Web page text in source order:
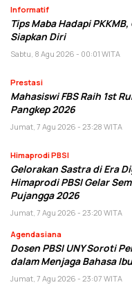
Informatif
Tips Maba Hadapi
Siapkan Diri
Sabtu, 8 Agu 2026 - 00:01 WITA
Prestasi
Mahasiswi FBS Raih 1st
Pangkep 2026
Jumat, 7 Agu 2026 - 23:28 WITA
Himaprodi PBSI
Gelorakan Sastra di Era
Himaprodi PBSI Gelar
Pujangga 2026
Jumat, 7 Agu 2026 - 23:20 WITA
Agendasiana
Dosen PBSI UNY Soroti
dalam Menjaga Bahasa Ibu
Jumat, 7 Agu 2026 - 23:07 WITA